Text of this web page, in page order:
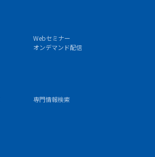
Webセミナー
オンデマンド配信
専門情報検索